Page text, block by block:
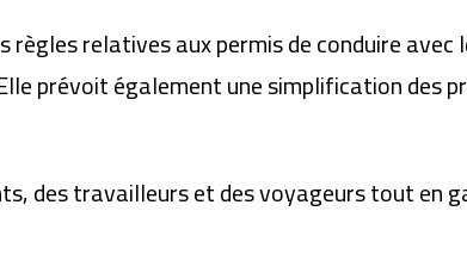
relatives aux permis de conduire
prévoit également une simplification des
des travailleurs et des voyageurs tout en